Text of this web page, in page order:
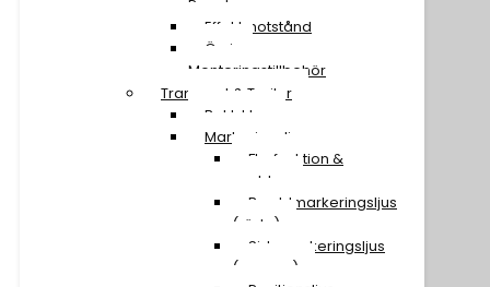
Paneler
Effektmotstånd
Övriga
Monteringstillbehör
Transport & Trailer
Baklyktor
Markeringsljus
Flerfunktion &
snablar
Breddmarkeringsljus
(röda)
Sidomarkeringsljus
(orange)